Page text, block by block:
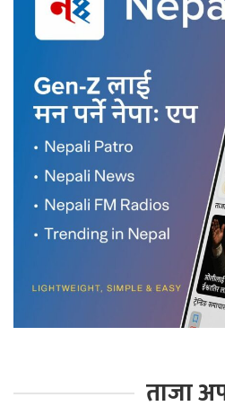
ताजा